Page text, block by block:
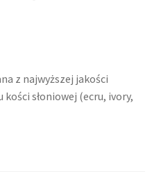
z najwyższej jakości
kości słoniowej (ecru, ivory,